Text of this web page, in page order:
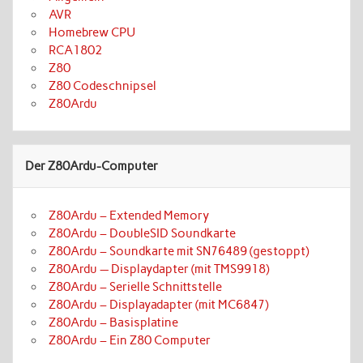
AVR
Homebrew CPU
RCA1802
Z80
Z80 Codeschnipsel
Z80Ardu
Der Z80Ardu-Computer
Z80Ardu – Extended Memory
Z80Ardu – DoubleSID Soundkarte
Z80Ardu – Soundkarte mit SN76489 (gestoppt)
Z80Ardu — Displaydapter (mit TMS9918)
Z80Ardu – Serielle Schnittstelle
Z80Ardu – Displayadapter (mit MC6847)
Z80Ardu – Basisplatine
Z80Ardu – Ein Z80 Computer